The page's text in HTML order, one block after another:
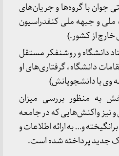
جوان با گروه‌ها و جریان‌های
و جبهه ملی کنفدراسیون
از کشور.)
دانشگاه و روشنفکر مستقل
دانشگاه ، گرفتاری‌های او
وی با دانشجویانش)
به منظور بررسی میزان
و نیز واکنش‌هایی که در جامعه
و… به ارائه اطلاعات و
جدید پرداخته شده است.